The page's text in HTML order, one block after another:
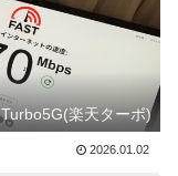
楽天ターボ)
2026.01.02